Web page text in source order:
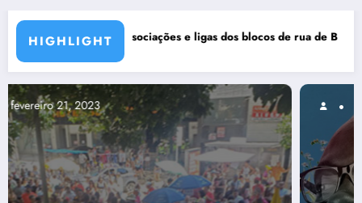
HIGHLIGHT
de rua de BH se manifestam em nota de repúdioRocknights lança a primeira
março 5, 2021